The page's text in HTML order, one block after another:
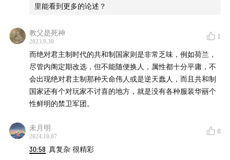
里能看到更多的论述？
教父是死神
2023.9.30
1
而绝对君主制时代的共和制国家则是非常乏味，例如荷兰，
尽管内阁定期改选，但不能随便换人，属性都十分平庸，不
会出现绝对君主制那种天命伟人或是逆天蠢人，而且共和制
国家还有个对玩家不讨喜的地方，就是没有各种服装华丽个
性鲜明的禁卫军团。
未月明
2024.10.07
0
30:58 真复杂 很精彩